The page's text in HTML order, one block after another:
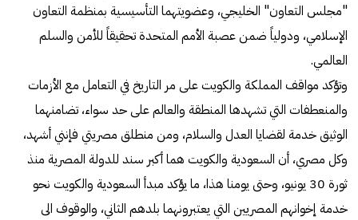
"مجلس التعاون" الخليجي، وعضويتهما التأسيسية بمنظمة التعاون
الإسلامي، ودولياً ضمن عصبة الأمم المتحدة تحقيقاً للأمن والسلم
العالمي.
وتؤكد مواقف المملكة والكويت على مر التاريخ في التعامل مع الأزمات
والمنعطفات التي تشهدها المنطقة والعالم على حد سواء، تضامنهما
الوثيق خدمة لقضايا العدل والسلام، ومن منطلق مصريتي فإنني أشهد،
وكل مصري، أن السعودية والكويت هما أكبر سند للدولة المصرية منذ
ثورة 30 يونيو، وحتى يومنا هذا، ما يؤكد مبدأ السعودية والكويت نحو
خدمة إخوانهم المصريين التي يعتبرونهما بلدهم الثاني، والوقوف الى